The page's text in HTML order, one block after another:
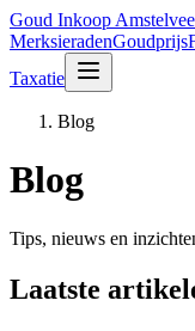
Goud Inkoop
MerksieradenGoudprijs
Taxatie
Blog
Blog
Tips, nieuws en
Laatste